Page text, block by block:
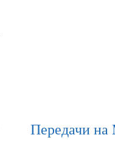
Передачи на